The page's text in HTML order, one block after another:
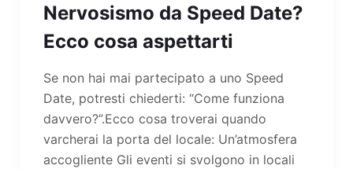
Nervosismo da Speed Date?
Ecco cosa aspettarti
Se non hai mai partecipato a uno Speed
Date, potresti chiederti: “Come funziona
davvero?”.Ecco cosa troverai quando
varcherai la porta del locale: Un’atmosfera
accogliente Gli eventi si svolgono in locali